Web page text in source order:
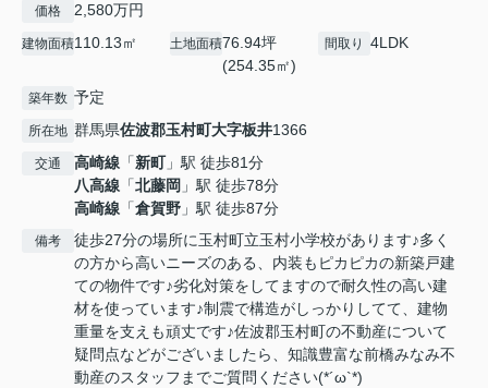
価格 2,580万円
建物面積110.13㎡ 土地面積76.94坪
(254.35㎡)
間取り 4LDK
築年数 予定
所在地 群馬県佐波郡玉村町大字板井1366
交通 高崎線 「新町」駅 徒歩81分
八高線 「北藤岡 」駅 徒歩78分
高崎線 「倉賀野 」駅 徒歩87分
備考
徒歩27分の場所に玉村町立玉村小学校があります♪多く
の方から高いニーズのある、内装もピカピカの新築戸建
ての物件です♪劣化対策をしてますので耐久性の高い建
材を使っています♪制震で構造がしっかりしてて、建物
重量を支えも頑丈です♪佐波郡玉村町の不動産について
疑問点などがございましたら、知識豊富な前橋みなみ不
動産のスタッフまでご質問ください(*´ω`*)